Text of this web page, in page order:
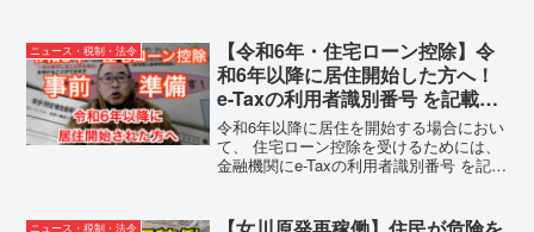
現在の子育てエコホーム支援事業は、18
歳未満...
ニュース・税制・法令
【令和6年・住宅ローン控除】令
和6年以降に居住開始した方へ！
e-Taxの利用者識別番号 を記載し
た「住宅ローン控除の適用申請書
【事前準備】
令和6年以降に居住を開始する場合におい
て、 住宅ローン控除を受けるためには、
金融機関にe-Taxの利用者識別番号 を記
利用してマイホームを取得した方で、住
ニュース・税制・法令